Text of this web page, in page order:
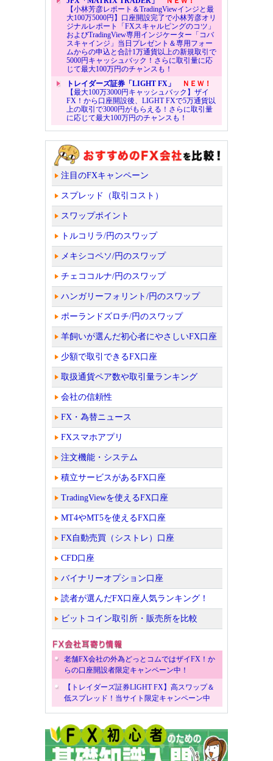
【小林芳彦レポート＆TradingViewインジと最
大100万5000円】口座開設完了で小林芳彦オリ
ジナルレポート「FXスキャルピングのコツ」
およびTradingView専用インジケーター「コバ
スキャインジ」当日プレゼント＆専用フォー
ムからの申込と合計1万通貨以上の新規取引で
5000円キャッシュバック！さらに取引量に応
じて最大100万円のチャンスも！
トレイダーズ証券「LIGHT FX」
ＮＥＷ！
【最大100万3000円キャッシュバック】ザイ
FX！から口座開設後、LIGHT FXで5万通貨以
上の取引で3000円がもらえる！さらに取引量
に応じて最大100万円のチャンスも！
注目のFXキャンペーン
スプレッド（取引コスト）
スワップポイント
トルコリラ/円のスワップ
メキシコペソ/円のスワップ
チェココルナ/円のスワップ
ハンガリーフォリント/円のスワップ
ポーランドズロチ/円のスワップ
羊飼いが選んだ初心者にやさしいFX口座
少額で取引できるFX口座
取扱通貨ペア数や取引量ランキング
会社の信頼性
FX・為替ニュース
FXスマホアプリ
注文機能・システム
積立サービスがあるFX口座
TradingViewを使えるFX口座
MT4やMT5を使えるFX口座
FX自動売買（シストレ）口座
CFD口座
バイナリーオプション口座
読者が選んだFX口座人気ランキング！
ビットコイン取引所・販売所を比較
老舗FX会社の外為どっとコムではザイFX！か
らの口座開設者限定キャンペーン中！
【トレイダーズ証券LIGHT FX】高スワップ＆
低スプレッド！当サイト限定キャンペーン中